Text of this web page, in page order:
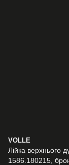
VOLLE
Лійка верхнього
1586.180215,